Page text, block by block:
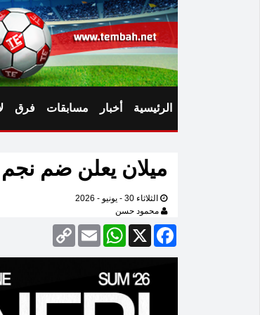
الرئيسية أخبار مسابقات فرق
ميلان يعلن ضم
الثلاثاء 30 - يونيو - 2026
محمود حسن
Facebook
X
WhatsApp
Email
Copy
Link